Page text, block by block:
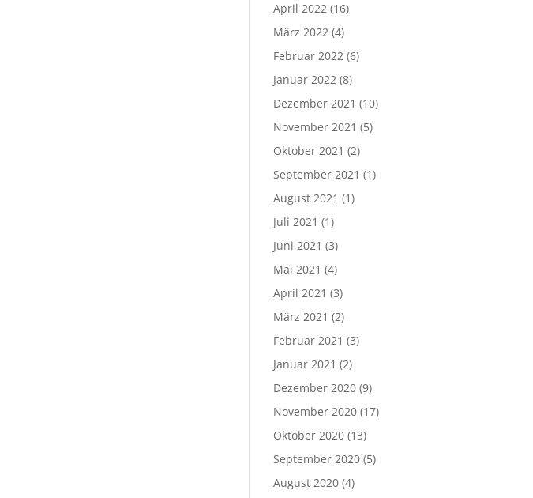
April 2022 (16)
März 2022 (4)
Februar 2022 (6)
Januar 2022 (8)
Dezember 2021 (10)
November 2021 (5)
Oktober 2021 (2)
September 2021 (1)
August 2021 (1)
Juli 2021 (1)
Juni 2021 (3)
Mai 2021 (4)
April 2021 (3)
März 2021 (2)
Februar 2021 (3)
Januar 2021 (2)
Dezember 2020 (9)
November 2020 (17)
Oktober 2020 (13)
September 2020 (5)
August 2020 (4)